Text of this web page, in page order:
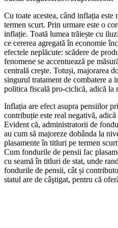
Cu toate acestea, când inflația este
termen scurt. Prin urmare este o
inflație. Toată lumea trăiește cu
ce cererea agregată în economie
efectele neplăcute: scădere de
fenomene se accentuează pe
centrală creşte. Totuși, majorarea
singurul tratament de combatere a
politica fiscală pro-ciclică, adică la
Inflația are efect asupra pensiilor
contribuție este real negativă,
Evident că, administratorii de
au cum să majoreze dobânda la
plasamente în titluri pe termen
Cum fondurile de pensii fac
cu seamă în titluri de stat, unde
fondurile de pensii, cât și
statul are de câştigat, pentru că